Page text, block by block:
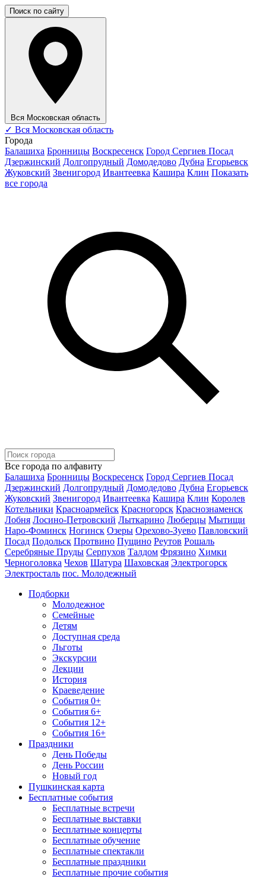
Поиск по сайту
Вся Московская область
✓ Вся Московская область
Города
Балашиха Бронницы Воскресенск Город Сергиев Посад
Дзержинский Долгопрудный Домодедово Дубна Егорьевск
Жуковский Звенигород Ивантеевка Кашира Клин Показать
все города
Все города по алфавиту
Балашиха Бронницы Воскресенск Город Сергиев Посад
Дзержинский Долгопрудный Домодедово Дубна Егорьевск
Жуковский Звенигород Ивантеевка Кашира Клин Королев
Котельники Красноармейск Красногорск Краснознаменск
Лобня Лосино-Петровский Лыткарино Люберцы Мытищи
Наро-Фоминск Ногинск Озеры Орехово-Зуево Павловский
Посад Подольск Протвино Пущино Реутов Рошаль
Серебряные Пруды Серпухов Талдом Фрязино Химки
Черноголовка Чехов Шатура Шаховская Электрогорск
Электросталь пос. Молодежный
Подборки
Молодежное
Семейные
Детям
Доступная среда
Льготы
Экскурсии
Лекции
История
Краеведение
События 0+
События 6+
События 12+
События 16+
Праздники
День Победы
День России
Новый год
Пушкинская карта
Бесплатные события
Бесплатные встречи
Бесплатные выставки
Бесплатные концерты
Бесплатные обучение
Бесплатные спектакли
Бесплатные праздники
Бесплатные прочие события